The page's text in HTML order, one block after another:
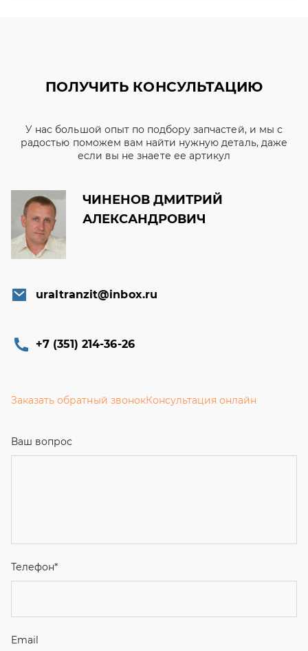
ПОЛУЧИТЬ КОНСУЛЬТАЦИЮ
У нас большой опыт по подбору запчастей, и мы с
радостью поможем вам найти нужную деталь, даже
если вы не знаете ее артикул
ЧИНЕНОВ ДМИТРИЙ
АЛЕКСАНДРОВИЧ
uraltranzit@inbox.ru
+7 (351) 214-36-26
Заказать обратный звонокКонсультация онлайн
Ваш вопрос